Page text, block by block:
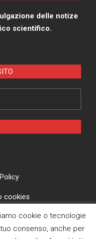
delle notize
scientifico.
cookies
SU cookie o tecnologie
consenso, anche per